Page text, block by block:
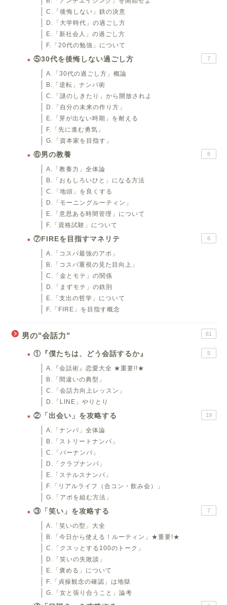
C.「後悔しない」鉄の決意
D.「大学時代」の過ごし方
E.「新社会人」の過ごし方
F.「20代の勉強」について
⑤30代を後悔しない過ごし方 7
A.「30代の過ごし方」概論
B.「逆転」ナンパ術
C.「謎のしきたり」から開放されよ
D.「自分の未来の作り方」
E.「芽が出ない時期」を耐える
F.「先に進む勇気」
G.「資本家を目指す」
⑥男の教養 6
A.「教養力」全体論
B.「おもしろいひと」になる方法
C.「地頭」を良くする
D.「モーニングルーティン」
E.「意思ある時間管理」について
F.「資格試験」について
⑦FIREを目指すマネリテ 6
A.「コスパ最強のアポ」
B.「コスパ重視の見た目向上」
C.「金とモテ」の関係
D.「まずモテ」の鉄則
E.「支出の哲学」について
F.「FIRE」を目指す概念
男の"会話力" 61
①『僕たちは、どう会話するか』 5
A.『会話術』恋愛大全 ★重要!!★
B.「間違いの典型」
C.「会話力向上レッスン」
D.「LINE」やりとり
②「出会い」を攻略する 19
A.「ナンパ」全体論
B.「ストリートナンパ」
C.「バーナンパ」
D.「クラブナンパ」
E.「ステルスナンパ」
F.「リアルライフ（合コン・飲み会）」
G.「アポを組む方法」
③「笑い」を攻略する 7
A.「笑いの型」大全
B.「今日から使える！ルーティン」★重要!★
C.「クスッとする100のトーク」
D.「笑いの失敗談」
E.「褒める」について
F.「貞操観念の確認」は地獄
G.「女と張り合うこと」論考